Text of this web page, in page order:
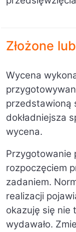
Złożone
Wycena
przedstawioną
dokładniejsza
wycena.
Przygotowanie
rozpoczęciem
zadaniem.
realizacji
okazuję się nie
wydawało.